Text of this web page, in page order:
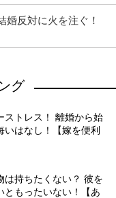
反対に火を注ぐ！
グ
ストレス！ 離婚から始
いはなし！【嫁を便利
は持ちたくない？ 彼を
ともったいない！【あ